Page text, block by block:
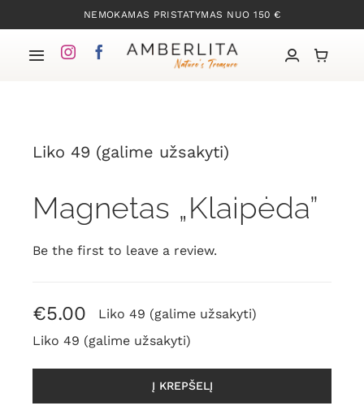
to
content
NEMOKAMAS PRISTATYMAS NUO 150 €
Toggle
Mūsų kolekcijos
Apie Gintarą
Mūsų istorija
Liko 49 (galime užsakyti)
Magnetas „Klaipėda”
Be the first to leave a review.
€5.00
Liko 49 (galime užsakyti)
Liko 49 (galime užsakyti)
Į KREPŠELĮ